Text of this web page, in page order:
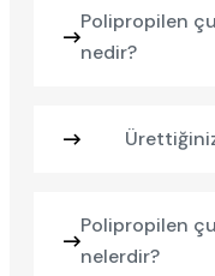
Polipropilen
nedir?
Polipropilen
nelerdir?